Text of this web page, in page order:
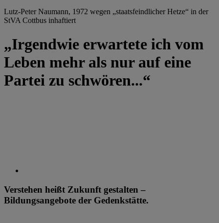
Lutz-Peter Naumann, 1972 wegen „staatsfeindlicher Hetze“ in der
StVA Cottbus inhaftiert
„Irgendwie erwartete ich vom
Leben mehr als nur auf eine
Partei zu schwören...“
Verstehen heißt Zukunft gestalten –
Bildungsangebote der Gedenkstätte.